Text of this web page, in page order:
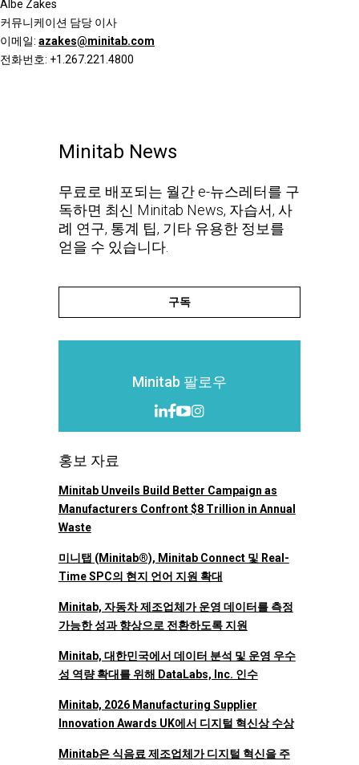
Albe Zakes
커뮤니케이션 담당 이사
이메일: azakes@minitab.com
전화번호: +1.267.221.4800
Minitab News
무료로 배포되는 월간 e-뉴스레터를 구
독하면 최신 Minitab News, 자습서, 사
례 연구, 통계 팁, 기타 유용한 정보를
얻을 수 있습니다.
구독
Minitab 팔로우
홍보 자료
Minitab Unveils Build Better Campaign as
Manufacturers Confront $8 Trillion in Annual
Waste
미니탭 (Minitab®), Minitab Connect 및 Real-
Time SPC의 현지 언어 지원 확대
Minitab, 자동차 제조업체가 운영 데이터를 측정
가능한 성과 향상으로 전환하도록 지원
Minitab, 대한민국에서 데이터 분석 및 운영 우수
성 역량 확대를 위해 DataLabs, Inc. 인수
Minitab, 2026 Manufacturing Supplier
Innovation Awards UK에서 디지털 혁신상 수상
Minitab은 식음료 제조업체가 디지털 혁신을 주